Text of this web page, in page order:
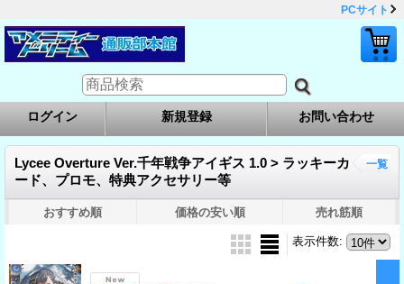
PCサイト
ログイン 新規登録 お問い合わせ
Lycee Overture Ver.千年戦争アイギス 1.0 > ラッキーカ
ード、プロモ、特典アクセサリー等
一覧
おすすめ順 価格の安い順 売れ筋順
表示件数: